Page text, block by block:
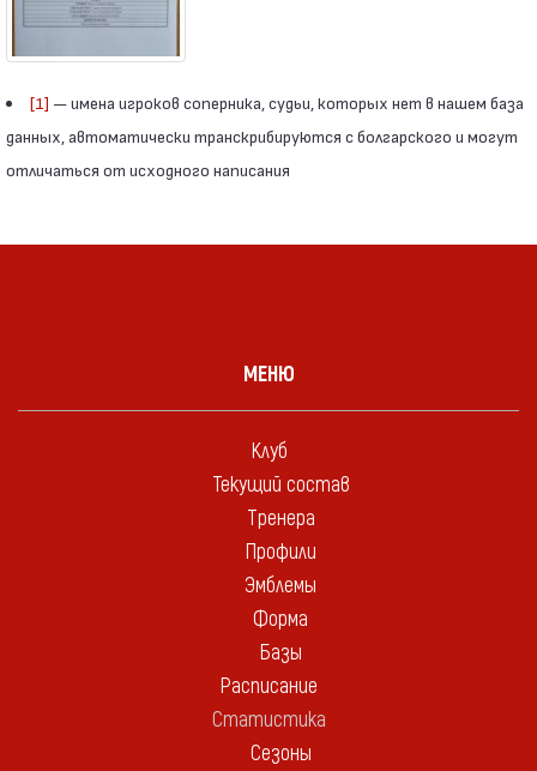
[1] — имена игроков соперника, судьи, которых нет в нашем база
данных, автоматически транскрибируются с болгарского и могут
отличаться от исходного написания
МЕНЮ
Клуб
Текущий состав
Тренера
Профили
Эмблемы
Форма
Базы
Расписание
Статистика
Сезоны